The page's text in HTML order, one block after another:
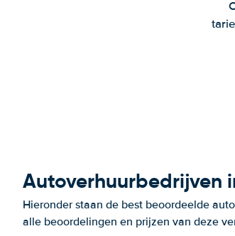
Autoverhuurbedrijven
Hieronder staan de best beoordeelde
alle beoordelingen en prijzen van deze